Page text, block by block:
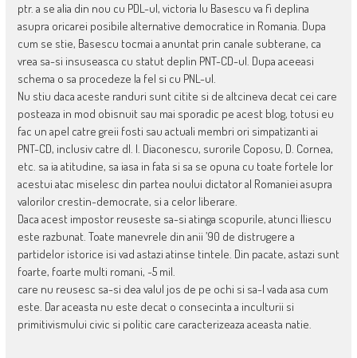
ptr. a se alia din nou cu PDL-ul, victoria lu Basescu va fi deplina
asupra oricarei posibile alternative democratice in Romania. Dupa
cum se stie, Basescu tocmai a anuntat prin canale subterane, ca
vrea sa-si insuseasca cu statut deplin PNT-CD-ul. Dupa aceeasi
schema o sa procedeze la fel si cu PNL-ul.
Nu stiu daca aceste randuri sunt citite si de altcineva decat cei care
posteaza in mod obisnuit sau mai sporadic pe acest blog, totusi eu
fac un apel catre greii fosti sau actuali membri ori simpatizanti ai
PNT-CD, inclusiv catre dl. I. Diaconescu, surorile Coposu, D. Cornea,
etc. sa ia atitudine, sa iasa in fata si sa se opuna cu toate fortele lor
acestui atac miselesc din partea noului dictator al Romaniei asupra
valorilor crestin-democrate, si a celor liberare.
Daca acest impostor reuseste sa-si atinga scopurile, atunci Iliescu
este razbunat. Toate manevrele din anii ’90 de distrugere a
partidelor istorice isi vad astazi atinse tintele. Din pacate, astazi sunt
foarte, foarte multi romani, ~5 mil.
care nu reusesc sa-si dea valul jos de pe ochi si sa-l vada asa cum
este. Dar aceasta nu este decat o consecinta a inculturii si
primitivismului civic si politic care caracterizeaza aceasta natie.